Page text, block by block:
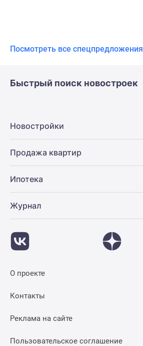
Посмотреть все спецпредложения
Быстрый поиск новостроек
Новостройки
Продажа квартир
Ипотека
Журнал
О проекте
Контакты
Реклама на сайте
Пользовательское соглашение